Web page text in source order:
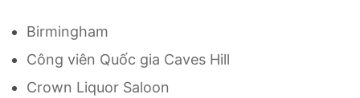
Birmingham
Công viên Quốc gia Caves Hill
Crown Liquor Saloon